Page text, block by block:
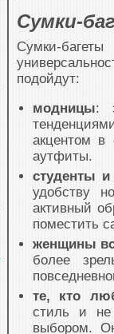
Сумки-
Сумки-
подойдут:
модницы:
акцентом в
аутфиты.
студенты
удобству
активный
поместить
женщины
более
те, кто
стиль и не
выбором.